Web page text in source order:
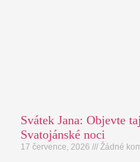
Svátek Jana: Objevte
Svatojánské noci
17 července, 2026 Žádné